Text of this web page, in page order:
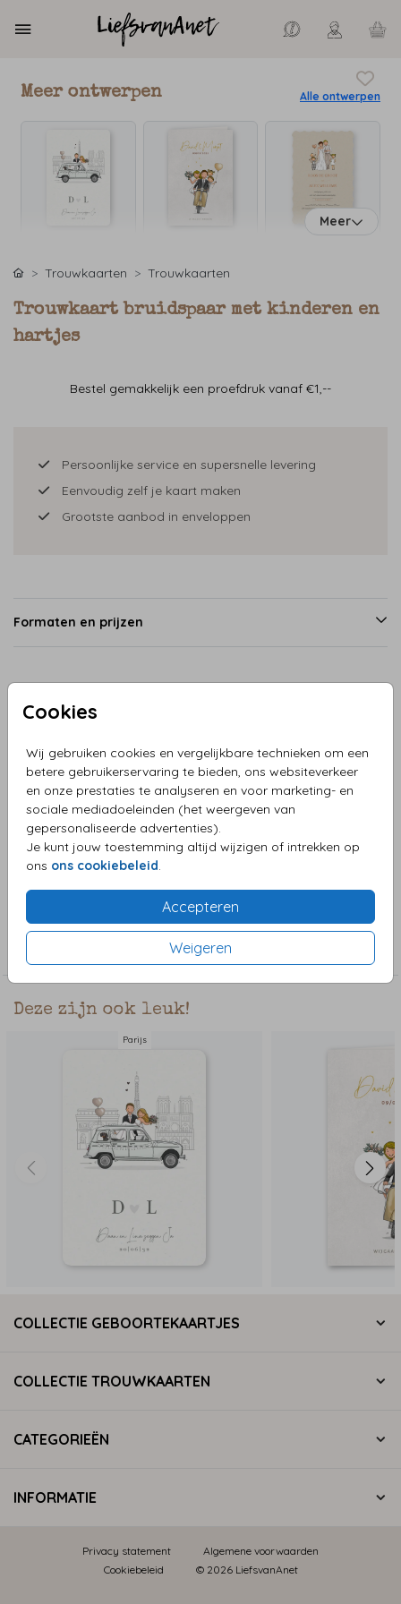
Cookies
Wij gebruiken cookies en vergelijkbare technieken om een
betere gebruikerservaring te bieden, ons websiteverkeer
en onze prestaties te analyseren en voor marketing- en
sociale mediadoeleinden (het weergeven van
gepersonaliseerde advertenties).
Je kunt jouw toestemming altijd wijzigen of intrekken op
ons ons cookiebeleid
Accepteren
Weigeren
Meer ontwerpen Alle ontwerpen
Meer
Trouwkaarten Trouwkaarten
Trouwkaart bruidspaar met kinderen en
hartjes
Bestel gemakkelijk een proefdruk vanaf €1,--
Persoonlijke service en supersnelle levering
Eenvoudig zelf je kaart maken
Grootste aanbod in enveloppen
Formaten en prijzen
Trouwkaart bruidspaar met kinderen en hartjes. Deze kaart
is geheel naar wens zelf samen te stellen en perfect voor
een bruidspaar met kinderen. De bruid en bruidegom met
kinderen zijn uit de clipart te vinden en maken de kaart
extra bijzonder.
Toon meer
Collectie
Deze zijn ook leuk!
Parijs
COLLECTIE GEBOORTEKAARTJES
COLLECTIE TROUWKAARTEN
CATEGORIEËN
INFORMATIE
Privacy statement
Algemene voorwaarden
Cookiebeleid
© 2026 LiefsvanAnet